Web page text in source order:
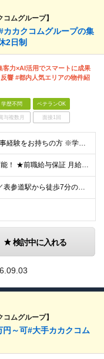
ムグループ】
カクコムグループの集
2日制
客力×AI活用でスマートに成果
響 #都内人気エリアの物件紹
学歴不問 ベテランOK
与複数月 面接1回
◆不動産業界でのお仕事経験をお持ちの方 ※学歴不問 第二新卒の方や業界歴が長い方も大歓迎！ 組織を一から創り上げる環境で、一緒に成長していきませんか？
★月収40万円以上も可能！ ★前職給与保証 月給32.7万円～＋残業代全額＋インセンティブ＋各種手当 ※経験・スキルを考慮し決定します。 ※試用期間6ヶ月間の給与や待遇に差異はございません。 ※残
★渋谷駅から徒歩6分／表参道駅から徒歩7分のアクセス抜群！ ★転勤なし！ ■住所：東京都渋谷区渋谷1-7-2 VORT渋谷east2 2階 周辺にはカフェや飲食店も充実。 仕事帰りの時間も楽しめま
検討中に入れる
ムグループ】
～可#大手カカクコム